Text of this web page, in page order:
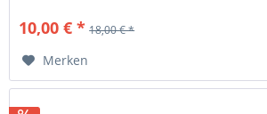
10,00 € * 18,00 € *
Merken